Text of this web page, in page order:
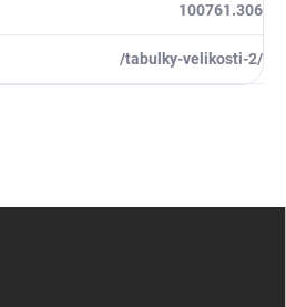
100761.306
/tabulky-velikosti-2/